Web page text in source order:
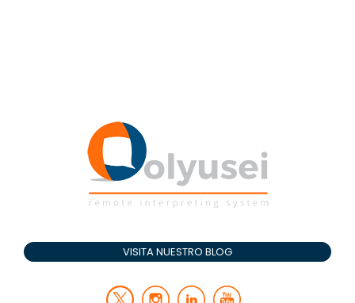
VISITA NUESTRO BLOG